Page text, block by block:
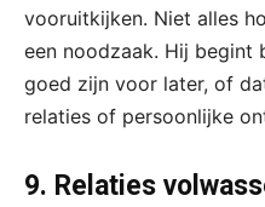
vooruitkijken. Niet alles
een noodzaak. Hij begint
goed zijn voor later, of
relaties of persoonlijke
9. Relaties